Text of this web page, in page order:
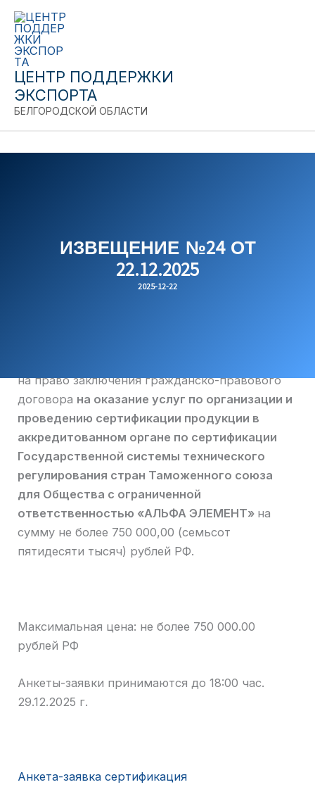
Перейти
содержимому
ЦЕНТР ПОДДЕРЖКИ
ЭКСПОРТА
БЕЛГОРОДСКОЙ ОБЛАСТИ
ИЗВЕЩЕНИЕ №24 ОТ
22.12.2025
2025-12-22
на право заключения гражданско-правового
договора на оказание услуг по организации и
проведению сертификации продукции в
аккредитованном органе по сертификации
Государственной системы технического
регулирования стран Таможенного союза
для Общества с ограниченной
ответственностью «АЛЬФА ЭЛЕМЕНТ» на
сумму не более 750 000,00 (семьсот
пятидесяти тысяч) рублей РФ.
Максимальная цена: не более 750 000.00
рублей РФ
Анкеты-заявки принимаются до 18:00 час.
29.12.2025 г.
Анкета-заявка сертификация